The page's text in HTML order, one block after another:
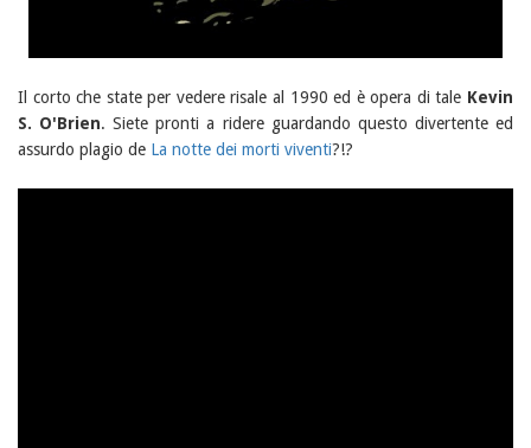
Il corto che state per vedere risale al 1990 ed è opera di tale Kevin
S. O'Brien. Siete pronti a ridere guardando questo divertente ed
assurdo plagio de La notte dei morti viventi?!?